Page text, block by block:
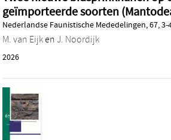
geïmporteerde soorten
Nederlandse Faunistische Mededelingen, 67, 3-
M. van Eijken J. Noordijk
2026